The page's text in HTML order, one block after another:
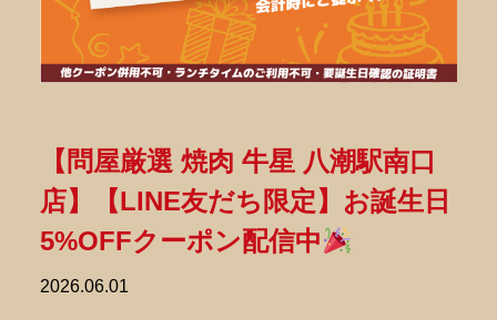
2026.06.01
【問屋厳選 焼肉 牛星 八潮駅南口
店】【LINE友だち限定】お誕生日
5%OFFクーポン配信中